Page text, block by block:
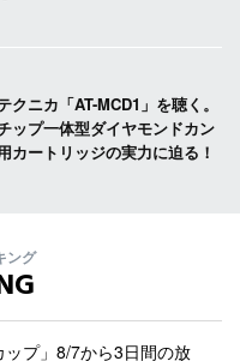
クニカ「AT-MCD1」を聴く。
ップ一体型ダイヤモンドカン
カートリッジの実力に迫る！
ング
プ」8/7から3日間の放